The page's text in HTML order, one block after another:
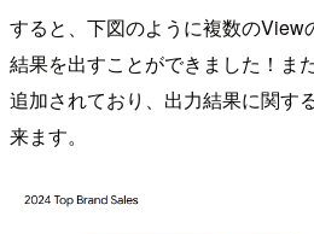
すると、下図のように複数のView
結果を出すことができました！また
追加されており、出力結果に関す
来ます。